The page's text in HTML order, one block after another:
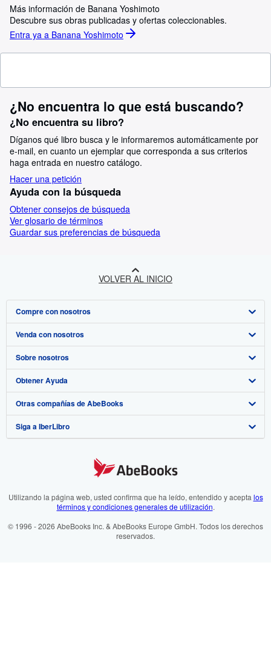
Más información de Banana Yoshimoto
Descubre sus obras publicadas y ofertas coleccionables.
Entra ya a Banana Yoshimoto
¿No encuentra lo que está buscando?
¿No encuentra su libro?
Díganos qué libro busca y le informaremos automáticamente por
e-mail, en cuanto un ejemplar que corresponda a sus criterios
haga entrada en nuestro catálogo.
Hacer una petición
Ayuda con la búsqueda
Obtener consejos de búsqueda
Ver glosario de términos
Guardar sus preferencias de búsqueda
VOLVER AL INICIO
Compre con nosotros
Búsqueda avanzada
Colecciones
Mi cuenta
Mis pedidos
Ver carrito
Venda con nosotros
Comenzar a vender
Únase a nuestro programa de afiliados
Recomiende un vendedor
Sobre nosotros
Sobre IberLibro
Medios
Empleo
Preferencias de cookies
Aviso de cookies
Obtener Ayuda
Preguntas frecuentes y guías
Atención al Cliente
Otras compañías de AbeBooks
AbeBooks.com
AbeBooks.fr
Siga a IberLibro
Utilizando la página web, usted confirma que ha leído, entendido y acepta los
términos y condiciones generales de utilización.
© 1996 - 2026 AbeBooks Inc. & AbeBooks Europe GmbH. Todos los derechos
reservados.